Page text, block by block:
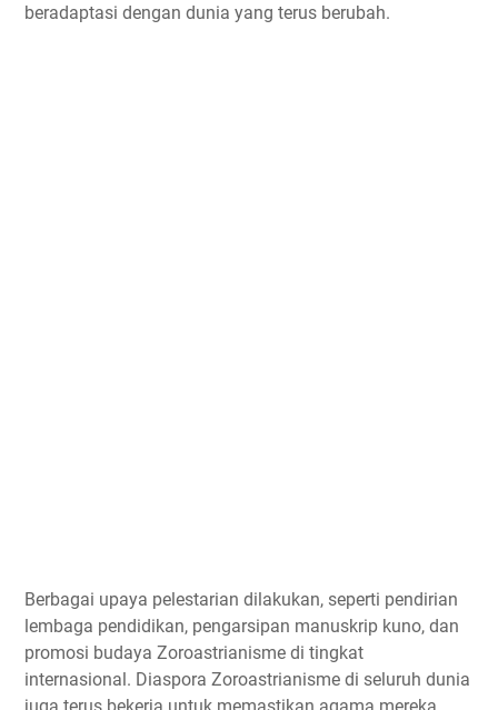
beradaptasi dengan dunia yang terus berubah.
Berbagai upaya pelestarian dilakukan, seperti pendirian
lembaga pendidikan, pengarsipan manuskrip kuno, dan
promosi budaya Zoroastrianisme di tingkat
internasional. Diaspora Zoroastrianisme di seluruh dunia